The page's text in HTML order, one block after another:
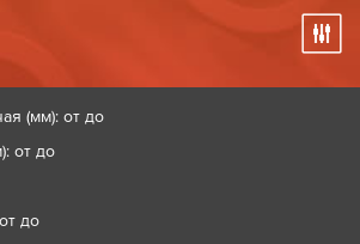
(мм): от до
от до
до